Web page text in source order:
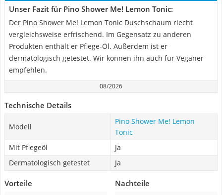
Unser Fazit für Pino Shower Me! Lemon Tonic:
Der Pino Shower Me! Lemon Tonic Duschschaum riecht
vergleichsweise erfrischend. Im Gegensatz zu anderen
Produkten enthält er Pflege-Öl. Außerdem ist er
dermatologisch getestet. Wir können ihn auch für Veganer
empfehlen.
08/2026
Technische Details
Modell
Pino Shower Me! Lemon
Tonic
Mit Pflegeöl
Ja
Dermatologisch getestet
Ja
Vorteile Nachteile